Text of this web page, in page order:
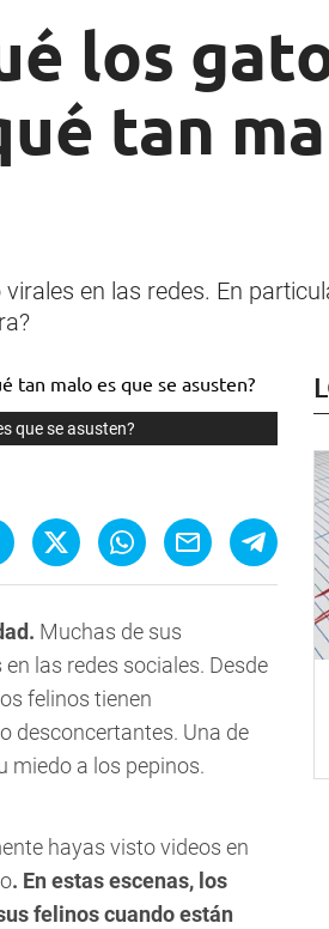
los
tan
en las redes. En
que se asusten?
Muchas de sus
las redes sociales. Desde
felinos tienen
desconcertantes. Una de
miedo a los pepinos.
hayas visto videos en
. En estas escenas, los
felinos cuando están